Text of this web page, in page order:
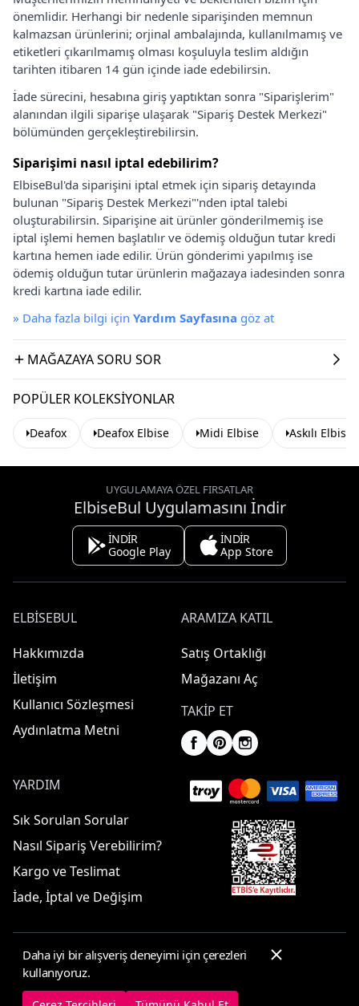
önemlidir. Herhangi bir nedenle siparişinden memnun
kalmazsan ürünlerini; orjinal ambalajında, kullanılmamış ve
etiketleri çıkarılmamış olması koşuluyla teslim aldığın
tarihten itibaren 14 gün içinde iade edebilirsin.
İade sürecini, hesabına giriş yaptıktan sonra "Siparişlerim"
alanından ilgili siparişe ulaşarak "Sipariş Destek Merkezi"
bölümünden gerçekleştirebilirsin.
Siparişimi nasıl iptal edebilirim?
ElbiseBul'da siparişini iptal etmek için sipariş detayında
bulunan "Sipariş Destek Merkezi"'nden iptal talebi
oluşturabilirsin. Siparişine ait ürünler gönderilmemiş ise
iptal işlemi hemen başlatılır ve ödemiş olduğun tutar kredi
kartına hemen iade edilir. Ürün gönderimi yapılmış ise
ödemiş olduğun tutar ürünlerin mağazaya iadesinden sonra
kredi kartına iade edilir.
» Daha fazla bilgi için Yardım Sayfasına göz at
MAĞAZAYA SORU SOR
POPÜLER KOLEKSIYONLAR
Deafox Deafox Elbise Midi Elbise Askılı Elbise
UYGULAMAYA ÖZEL FIRSATLAR
ElbiseBul Uygulamasını İndir
İNDİR
Google Play
İNDİR
App Store
ELBISEBUL
Hakkımızda
İletişim
Kullanıcı Sözleşmesi
Aydınlatma Metni
ARAMIZA KATIL
Satış Ortaklığı
Mağazanı Aç
TAKIP ET
YARDIM
Sık Sorulan Sorular
Nasıl Sipariş Verebilirim?
Kargo ve Teslimat
İade, İptal ve Değişim
© 2025 ElbiseBul -
Çerez Tercihleri Çerez Politikası
Daha iyi bir alışveriş deneyimi için çerezleri
kullanıyoruz.